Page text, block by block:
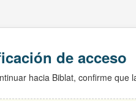
de acceso
hacia Biblat, confirme que